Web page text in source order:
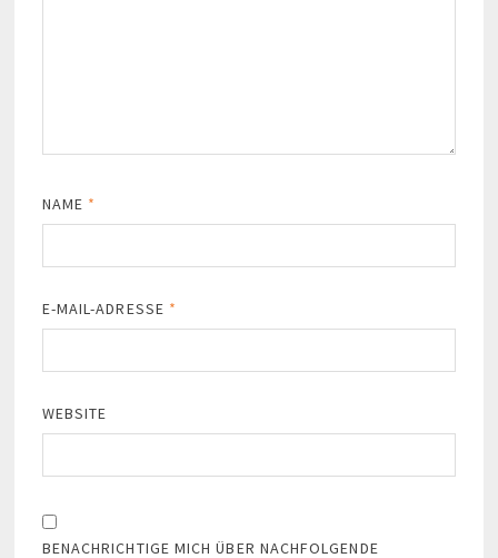
NAME *
E-MAIL-ADRESSE *
WEBSITE
BENACHRICHTIGE MICH ÜBER NACHFOLGENDE